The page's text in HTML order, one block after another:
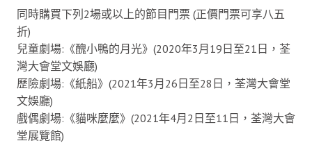
同時購買下列2場或以上的節目門票 (正價門票可享八五
折)
兒童劇場:《醜小鴨的月光》(2020年3月19日至21日，荃
灣大會堂文娛廳)
歷險劇場:《紙船》(2021年3月26日至28日，荃灣大會堂
文娛廳)
戲偶劇場:《貓咪麼麼》(2021年4月2日至11日，荃灣大會
堂展覽館)